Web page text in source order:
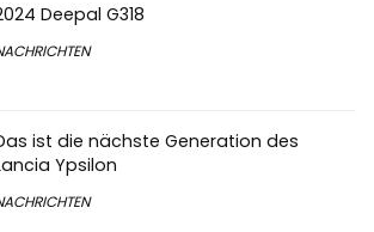
Deepal G318
ist die nächste Generation des
Ypsilon